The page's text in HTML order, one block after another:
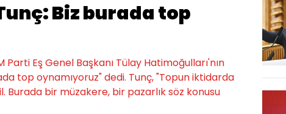
Biz burada top
Parti Eş Genel Başkanı Tülay Hatimoğulları'nın
top oynamıyoruz" dedi. Tunç, "Topun iktidarda
Burada bir müzakere, bir pazarlık söz konusu